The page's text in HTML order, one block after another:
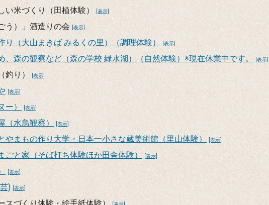
い米づくり（田植体験） [表示]
う）」酒造りの会 [表示]
り（大山まきば みるくの里）（調理体験） [表示]
、森の観察など（森の学校 緑水湖）（自然体験）※現在休業中です。 [表示]
釣り） [表示]
[表示]
ー） [表示]
（水鳥観察） [表示]
やまもの作り大学・日本一小さな蔵美術館（里山体験） [表示]
ごと家（そば打ち体験ほか田舎体験） [表示]
[表示]
) [表示]